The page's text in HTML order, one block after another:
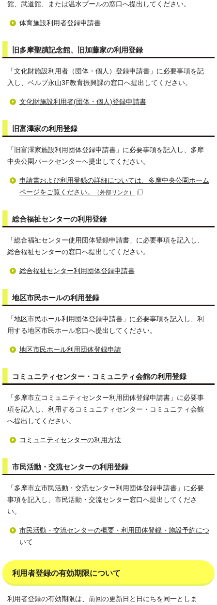
館、武道館、または温水プールの窓口へ提出してください。
体育施設利用者登録申請書
旧多摩聖蹟記念館、旧加藤家の利用登録
「文化財施設利用者（団体・個人）登録申請書」に必要事項を記
入し、ベルブ永山3F教育振興課の窓口へ提出してください。
文化財施設利用者(団体・個人)登録申請書
旧富澤家の利用登録
「旧富澤家施設利用団体登録申請書」に必要事項を記入し、多摩
中央公園パークセンターへ提出してください。
申請書および利用登録の詳細については、多摩中央公園ホーム
ページをご覧ください。
（外部リンク）
総合福祉センターの利用登録
「総合福祉センター使用団体登録申請書」に必要事項を記入し、
総合福祉センターの窓口へ提出してください。
総合福祉センター利用団体登録申請書
地区市民ホールの利用登録
「地区市民ホール利用団体登録申請書」に必要事項を記入し、利
用する地区市民ホール窓口へ提出してください。
地区市民ホール利用団体登録申請
コミュニティセンター・コミュニティ会館の利用登録
「多摩市立コミュニティセンター利用団体登録申請書」に必要事
項を記入し、利用するコミュニティセンター・コミュニティ会館
へ提出してください。
コミュニティセンターの利用方法
市民活動・交流センターの利用登録
「多摩市立市民活動・交流センター利用団体登録申請書」に必要
事項を記入し、市民活動・交流センター窓口へ提出してくださ
い。
市民活動・交流センターの概要・利用団体登録・施設予約につ
いて
利用者登録の有効期限について
利用者登録の有効期限は、前回の更新日と日にちを同一としま